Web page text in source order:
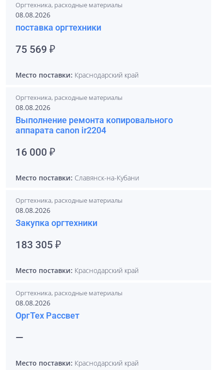
Оргтехника, расходные материалы
08.08.2026
поставка оргтехники
75 569 ₽
Место поставки: Краснодарский край
Оргтехника, расходные материалы
08.08.2026
Выполнение ремонта копировального
аппарата canon ir2204
16 000 ₽
Место поставки: Славянск-на-Кубани
Оргтехника, расходные материалы
08.08.2026
Закупка оргтехники
183 305 ₽
Место поставки: Краснодарский край
Оргтехника, расходные материалы
08.08.2026
ОргТех Рассвет
—
Место поставки: Краснодарский край